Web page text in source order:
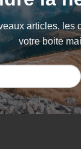
articles, les
votre boite